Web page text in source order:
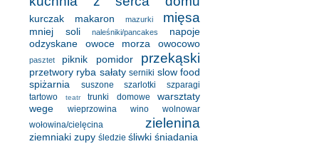
kurczak makaron mazurki mięsa
mniej soli naleśniki/pancakes
napoje
odzyskane
owoce morza owocowo
pasztet piknik pomidor przekąski
przetwory ryba sałaty serniki slow food
spiżarnia
suszone szarlotki
szparagi
tartowo
teatr trunki domowe
warsztaty
wege
wieprzowina wino
wolnowar
wołowina/cielęcina
zielenina
ziemniaki zupy śledzie śliwki śniadania